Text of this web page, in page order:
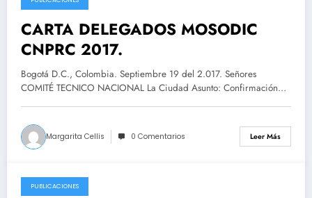
2017-09-20
CARTA DELEGADOS MOSODIC
CNPRC 2017.
Bogotá D.C., Colombia. Septiembre 19 del 2.017. Señores
COMITÉ TECNICO NACIONAL La Ciudad Asunto: Confirmación…
Margarita Cellis 0 Comentarios Leer Más
2017-09-20
PUBLICACIONES